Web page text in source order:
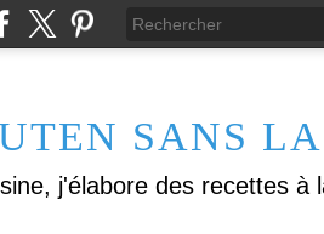
SANS